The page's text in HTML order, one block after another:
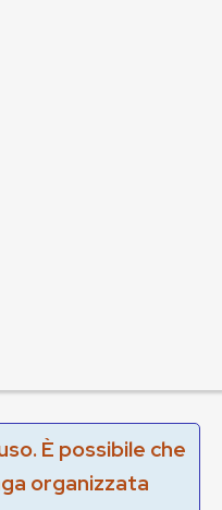
È possibile che
organizzata